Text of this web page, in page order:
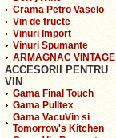
Crama Petro Vaselo
Vin de fructe
Vinuri Import
Vinuri Spumante
ARMAGNAC VINTAGE
ACCESORII PENTRU
VIN
Gama Final Touch
Gama Pulltex
Gama VacuVin si
Tomorrow's Kitchen